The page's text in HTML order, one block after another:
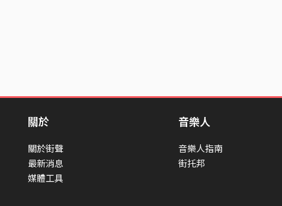
關於
關於街聲
最新消息
媒體工具
音樂人
音樂人指南
街托邦